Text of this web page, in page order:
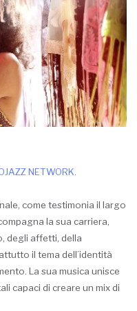
NETWORK.
come testimonia il largo
la sua carriera,
degli affetti, della
il tema dell’identità
La sua musica unisce
capaci di creare un mix di